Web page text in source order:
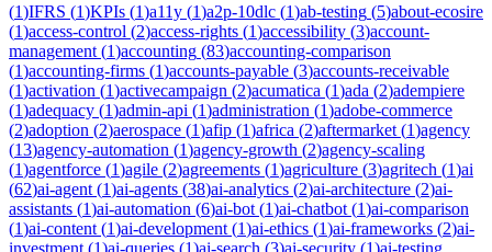
(1)IFRS (1)KPIs (1)a11y (1)a2p-10dlc (1)ab-testing (5)about-ecosire
(1)access-control (2)access-rights (1)accessibility (3)account-
management (1)accounting (83)accounting-comparison
(1)accounting-firms (1)accounts-payable (3)accounts-receivable
(1)activation (1)activecampaign (2)acumatica (1)ada (2)adempiere
(1)adequacy (1)admin-api (1)administration (1)adobe-commerce
(2)adoption (2)aerospace (1)afip (1)africa (2)aftermarket (1)agency
(13)agency-automation (1)agency-growth (2)agency-scaling
(1)agentforce (1)agile (2)agreements (1)agriculture (3)agritech (1)ai
(62)ai-agent (1)ai-agents (38)ai-analytics (2)ai-architecture (2)ai-
assistants (1)ai-automation (6)ai-bot (1)ai-chatbot (1)ai-comparison
(1)ai-content (1)ai-development (1)ai-ethics (1)ai-frameworks (2)ai-
investment (1)ai-queries (1)ai-search (3)ai-security (1)ai-testing